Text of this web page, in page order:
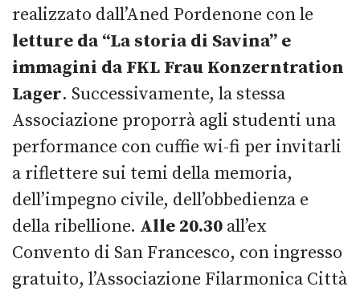
realizzato dall’Aned Pordenone con le
letture da “La storia di Savina” e
immagini da FKL Frau Konzerntration
Lager. Successivamente, la stessa
Associazione proporrà agli studenti una
performance con cuffie wi-fi per invitarli
a riflettere sui temi della memoria,
dell’impegno civile, dell’obbedienza e
della ribellione. Alle 20.30 all’ex
Convento di San Francesco, con ingresso
gratuito, l’Associazione Filarmonica Città